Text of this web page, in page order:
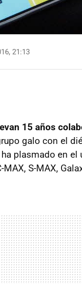
21:13
15 años
galo con el
plasmado en
S-MAX,